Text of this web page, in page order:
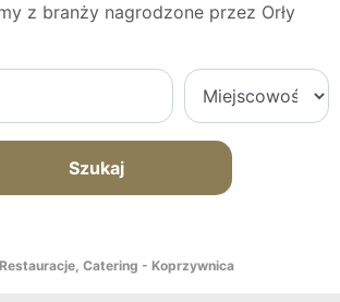
z branży nagrodzone przez Orły
Szukaj
Restauracje, Catering - Koprzywnica